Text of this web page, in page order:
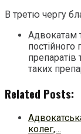
В третю чергу
Адвокатам
таких
Related Posts:
колег,…